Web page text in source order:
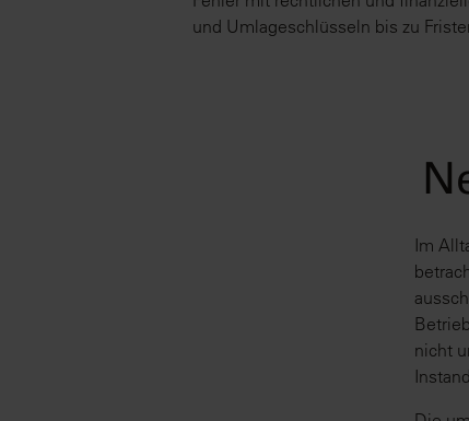
und Umlageschlüsseln bis zu
Im
nicht